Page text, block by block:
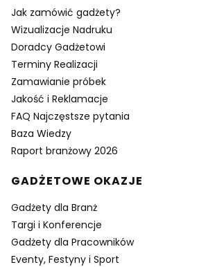
Jak zamówić gadżety?
Wizualizacje Nadruku
Doradcy Gadżetowi
Terminy Realizacji
Zamawianie próbek
Jakość i Reklamacje
FAQ Najczęstsze pytania
Baza Wiedzy
Raport branżowy 2026
GADŻETOWE OKAZJE
Gadżety dla Branż
Targi i Konferencje
Gadżety dla Pracowników
Eventy, Festyny i Sport